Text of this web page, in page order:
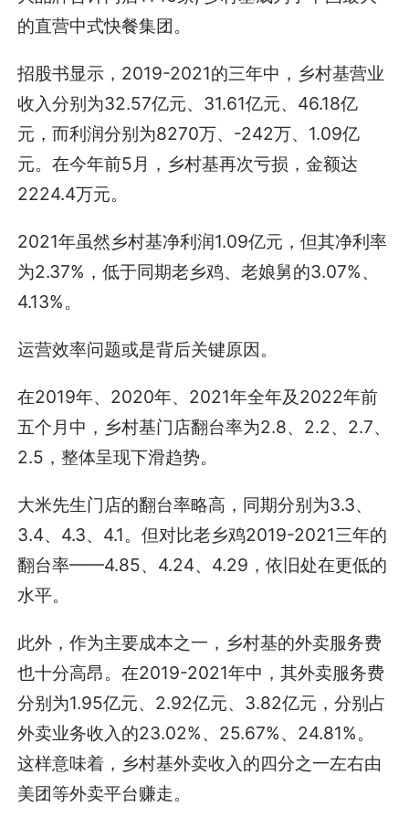
的直营中式快餐集团。
招股书显示，2019-2021的三年中，乡村基营业
收入分别为32.57亿元、31.61亿元、46.18亿
元，而利润分别为8270万、-242万、1.09亿
元。在今年前5月，乡村基再次亏损，金额达
2224.4万元。
2021年虽然乡村基净利润1.09亿元，但其净利率
为2.37%，低于同期老乡鸡、老娘舅的3.07%、
4.13%。
运营效率问题或是背后关键原因。
在2019年、2020年、2021年全年及2022年前
五个月中，乡村基门店翻台率为2.8、2.2、2.7、
2.5，整体呈现下滑趋势。
大米先生门店的翻台率略高，同期分别为3.3、
3.4、4.3、4.1。但对比老乡鸡2019-2021三年的
翻台率——4.85、4.24、4.29，依旧处在更低的
水平。
此外，作为主要成本之一，乡村基的外卖服务费
也十分高昂。在2019-2021年中，其外卖服务费
分别为1.95亿元、2.92亿元、3.82亿元，分别占
外卖业务收入的23.02%、25.67%、24.81%。
这样意味着，乡村基外卖收入的四分之一左右由
美团等外卖平台赚走。